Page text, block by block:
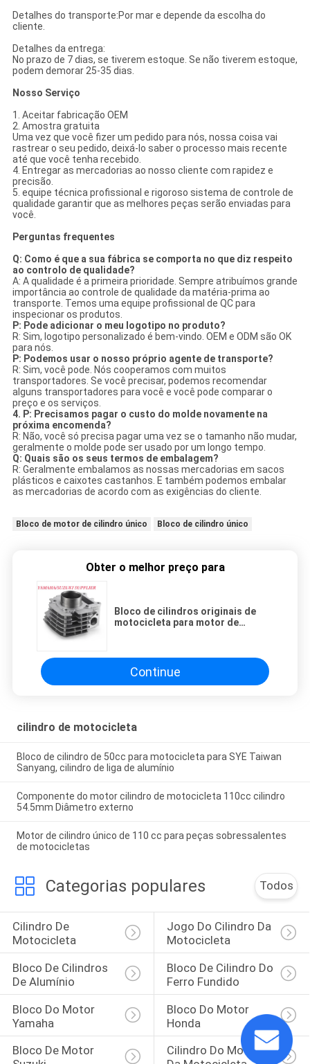
Detalhes do transporte:Por mar e depende da escolha do
cliente.
Detalhes da entrega:
No prazo de 7 dias, se tiverem estoque. Se não tiverem estoque,
podem demorar 25-35 dias.
Nosso Serviço
1. Aceitar fabricação OEM
2. Amostra gratuita
Uma vez que você fizer um pedido para nós, nossa coisa vai
rastrear o seu pedido, deixá-lo saber o processo mais recente
até que você tenha recebido.
4. Entregar as mercadorias ao nosso cliente com rapidez e
precisão.
5. equipe técnica profissional e rigoroso sistema de controle de
qualidade garantir que as melhores peças serão enviadas para
você.
Perguntas frequentes
Q: Como é que a sua fábrica se comporta no que diz respeito
ao controlo de qualidade?
A: A qualidade é a primeira prioridade. Sempre atribuímos grande
importância ao controle de qualidade da matéria-prima ao
transporte. Temos uma equipe profissional de QC para
inspecionar os produtos.
P: Pode adicionar o meu logotipo no produto?
R: Sim, logotipo personalizado é bem-vindo. OEM e ODM são OK
para nós.
P: Podemos usar o nosso próprio agente de transporte?
R: Sim, você pode. Nós cooperamos com muitos
transportadores. Se você precisar, podemos recomendar
alguns transportadores para você e você pode comparar o
preço e os serviços.
4. P: Precisamos pagar o custo do molde novamente na
próxima encomenda?
R: Não, você só precisa pagar uma vez se o tamanho não mudar,
geralmente o molde pode ser usado por um longo tempo.
Q: Quais são os seus termos de embalagem?
R: Geralmente embalamos as nossas mercadorias em sacos
plásticos e caixotes castanhos. E também podemos embalar
as mercadorias de acordo com as exigências do cliente.
Bloco de motor de cilindro único Bloco de cilindro único
Obter o melhor preço para
Bloco de cilindros originais de
motocicleta para motor de
Continue
cilindro de motocicleta
Bloco de cilindro de 50cc para motocicleta para SYE Taiwan
Sanyang, cilindro de liga de alumínio
Componente do motor cilindro de motocicleta 110cc cilindro
54.5mm Diâmetro externo
Motor de cilindro único de 110 cc para peças sobressalentes
de motocicletas
Categorias populares Todos
Cilindro De
Motocicleta
Jogo Do Cilindro Da
Motocicleta
Bloco De Cilindros
De Alumínio
Bloco De Cilindro Do
Ferro Fundido
Bloco Do Motor
Yamaha
Bloco Do Motor
Honda
Bloco De Motor
Cilindro Do Motor